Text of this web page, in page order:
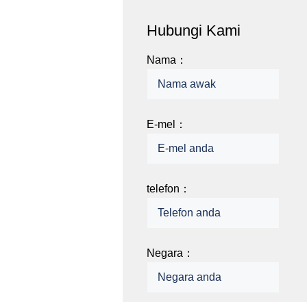
Hubungi Kami
Nama：
E-mel：
telefon：
Negara：